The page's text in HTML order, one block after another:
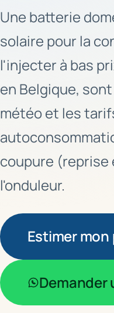
Une batterie
solaire pour la
l'injecter à bas
en Belgique,
météo et les
coupure (reprise
l'onduleur.
Estimer
Demander